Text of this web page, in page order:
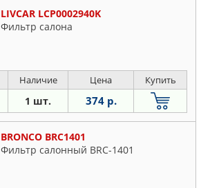
LIVCAR LCP0002940K
Фильтр салона
Наличие Цена Купить
1 шт. 374 р.
BRONCO BRC1401
Фильтр салонный BRC-1401